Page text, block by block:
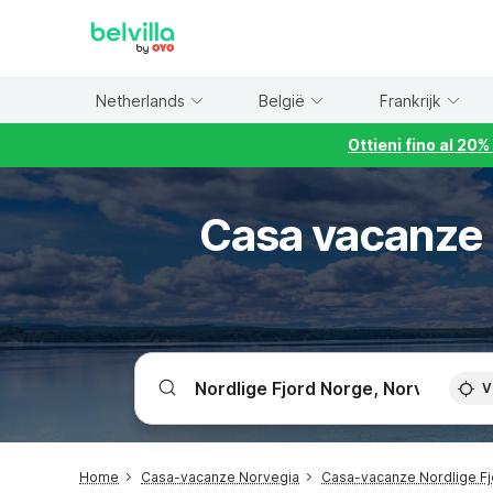
Netherlands België Frankrijk
Ottieni fino al
Casa
Home Casa-vacanze Norvegia Casa-vacanze Nordlige